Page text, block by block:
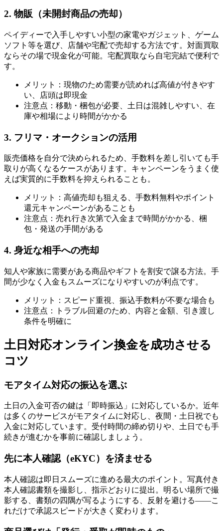
2. 物販（未開封商品の売却）
ペイディーで入手しやすい小型の家電やガジェット、ゲーム
ソフト等を選び、店舗や宅配で売却する方法です。対面買取
ならその場で現金化が可能。宅配買取なら自宅完結で便利で
す。
メリット：現物のため需要が読めれば高値が付きやす
い、店頭は即現金
注意点：移動・梱包が必要、土日は混雑しやすい、在
庫や相場により時間がかかる
3. フリマ・オークションの活用
販売価格を自分で決められるため、手数料を差し引いても手
取りが高くなるケースがあります。キャンペーンをうまく使
えば実質的に手数料を抑えられることも。
メリット：高値売却も狙える、手数料無料やポイント
還元キャンペーンがあることも
注意点：売れ行き次第で入金まで時間がかかる、梱
包・発送の手間がある
4. 身近な相手への売却
知人や家族に需要がある商品やギフトを割安で譲る方法。手
間が少なく入金もスムーズになりやすいのが利点です。
メリット：スピード重視、振込手数料が不要な場合も
注意点：トラブル回避のため、内容と金額、引き渡し
条件を明確に
土日対応オンライン換金を成功させる
コツ
モアタイム対応の振込を選ぶ
土日の入金可否の鍵は「即時振込」に対応しているか。近年
は多くのサービスがモアタイムに対応し、夜間・土日祝でも
入金に対応しています。受付時間の締め切りや、土日でも手
続きが進むかを事前に確認しましょう。
先に本人確認（eKYC）を済ませる
本人確認は即日スムーズに進める最大のポイント。写真付き
本人確認書類を撮影し、指示どおりに提出。明るい場所で撮
影する、書類の四隅が写るようにする、反射を避ける——こ
れだけで承認スピードが大きく変わります。